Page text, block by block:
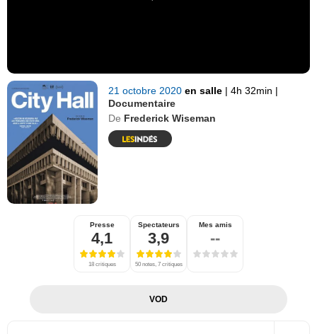
21 octobre 2020en salle | 4h 32min |
Documentaire
De Frederick Wiseman
Presse
4,1
18 critiques
Spectateurs
3,9
50 notes, 7 critiques
Mes amis
--
VOD